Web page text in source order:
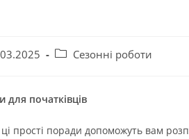
Категорія
Сезонні роботи
для початківців
прості поради допоможуть вам